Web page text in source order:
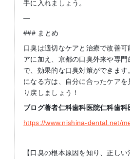
手に入れましょう。
—
### まとめ
口臭は適切なケアと治療で改善
アに加え、京都の口臭外来や専門
で、効果的な口臭対策ができま
になる方は、自分に合ったケアを
り戻しましょう！
ブログ著者仁科歯科医院仁科歯
https://www.nishina-dental.net/
【口臭の根本原因を知り、正し